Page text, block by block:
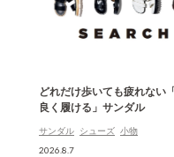
どれだけ歩いても疲れない
良く履ける」サンダル
サンダル シューズ 小物
2026.8.7